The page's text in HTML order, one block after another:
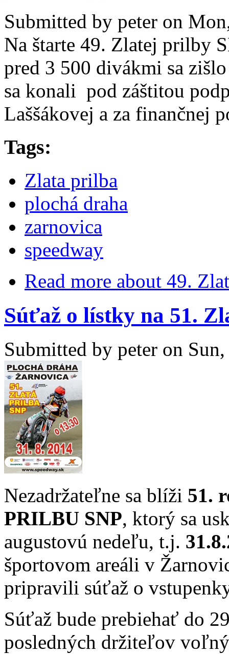
Submitted by peter on
Na štarte 49. Zlatej prilby
pred 3 500 divákmi sa
sa konali pod záštitou
Laššákovej a za finančnej
Tags:
Zlata prilba
plochá draha
zarnovica
speedway
Read more about 49.
Súťaž o lístky na 51.
Submitted by peter on
Nezadržateľne sa blíži 51.
PRILBU SNP, ktorý sa
augustovú nedeľu, t.j.
športovom areáli v
pripravili súťaž o
Súťaž bude prebiehať do
posledných držiteľov